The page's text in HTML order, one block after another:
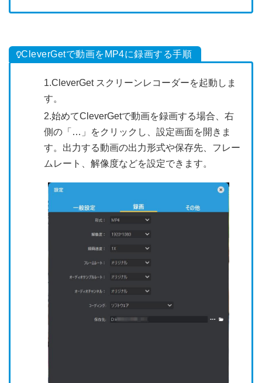
CleverGetで動画をMP4に録画する手順
1.CleverGet スクリーンレコーダーを起動しま
す。
2.始めてCleverGetで動画を録画する場合、右
側の「…」をクリックし、設定画面を開きま
す。出力する動画の出力形式や保存先、フレー
ムレート、解像度などを設定できます。